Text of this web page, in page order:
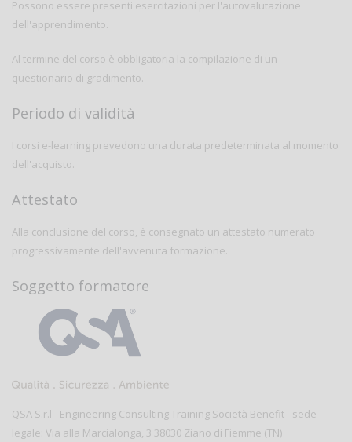
Possono essere presenti esercitazioni per l'autovalutazione
dell'apprendimento.
Al termine del corso è obbligatoria la compilazione di un
questionario di gradimento.
Periodo di validità
I corsi e-learning prevedono una durata predeterminata al momento
dell'acquisto.
Attestato
Alla conclusione del corso, è consegnato un attestato numerato
progressivamente dell'avvenuta formazione.
Soggetto formatore
QSA S.r.l - Engineering Consulting Training Società Benefit - sede
legale: Via alla Marcialonga, 3 38030 Ziano di Fiemme (TN)